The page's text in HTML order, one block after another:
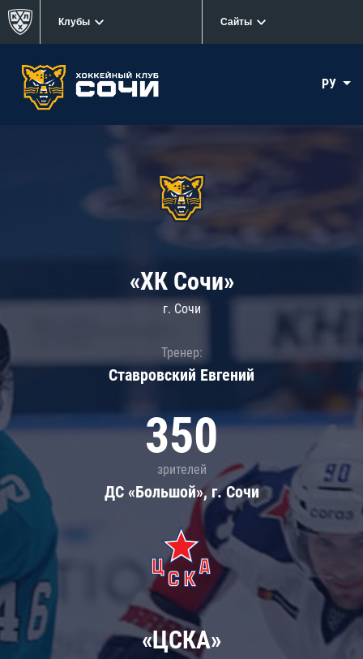
Клубы Сайты
РУ
«ХК Сочи»
г. Сочи
Тренер:
Ставровский Евгений
350
зрителей
ДС «Большой», г. Сочи
«ЦСКА»